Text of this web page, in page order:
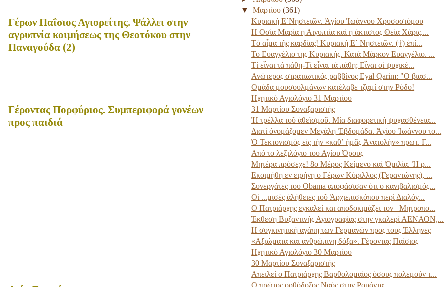
▼Μαρτίου(361)
Κυριακή Ε΄Νηστειῶν. Ἁγίου Ἰωάννου Χρυσοστόμου
Η Οσία Μαρία η Αιγυπτία καί η άκτιστος Θεία Χάρις....
Τὸ αἷμα τῆς καρδίας! Κυριακή Ε΄ Νηστειῶν. (†) ἐπί...
Το Ευαγγέλιο της Κυριακής. Κατά Μάρκον Ευαγγέλιο. ...
Τί εἶναι τά πάθη-Τί εἶναι τά πάθη; Εἶναι οἱ ψυχικέ...
Ανώτερος στρατιωτικός ραββίνος Eyal Qarim: "Ο βιασ...
Ομάδα μουσουλμάνων κατέλαβε τζαμί στην Ρόδο!
Ηχητικό Αγιολόγιο 31 Μαρτίου
31 Μαρτίου Συναξαριστής
Ἡ τρέλλα τοῦ ἀθεϊσμοῦ. Μία διαφορετική ψυχασθένεια...
Διατὶ ὀνομάζομεν Μεγάλη Ἑβδομάδα. Ἁγίου Ἰωάννου το...
Ὁ Τεκτονισμὸς εἰς τὴν «καθʼ ἡμᾶς Ἀνατολὴν» πρωτ. Γ...
Από το λεξιλόγιο του Αγίου Όρους
Μητέρα πρόσεχε! 8ο Μέρος Κείμενο καί Ὁμιλία. Ἡ ρ...
Εκοιμήθη εν ειρήνη ο Γέρων Κύριλλος (Γεραντώνης), ...
Συνεργάτες του Obama αποφάσισαν ότι ο κανιβαλισμός...
Οἱ ...μισὲς ἀλήθειες τοῦ Ἀρχιεπισκόπου περὶ Διαλόγ...
Ο Πατριάρχης εγκαλεί και αποδοκιμάζει τον _Μητροπο...
Έκθεση Βυζαντινής Αγιογραφίας στην γκαλερί ΑΕΝΑΟΝ,...
Η συγκινητική αγάπη των Γερμανών προς τους Έλληνες
«Αξιώματα και ανθρώπινη δόξα». Γέροντας Παίσιος
Ηχητικό Αγιολόγιο 30 Μαρτίου
30 Μαρτίου Συναξαριστής
Απειλεί ο Πατριάρχης Βαρθολομαίος όσους πολεμούν τ...
Ο πρώτος ορθόδοξος Ναός στην Ρουάντα
Γέρων Παΐσιος Αγιορείτης. Ψάλλει στην
αγρυπνία κοιμήσεως της Θεοτόκου στην
Παναγούδα (2)
Γέροντας Πορφύριος. Συμπεριφορά γονέων
προς παιδιά